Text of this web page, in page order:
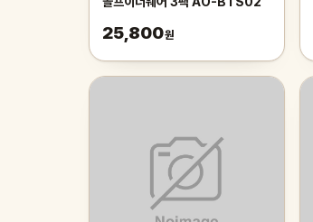
25,800원